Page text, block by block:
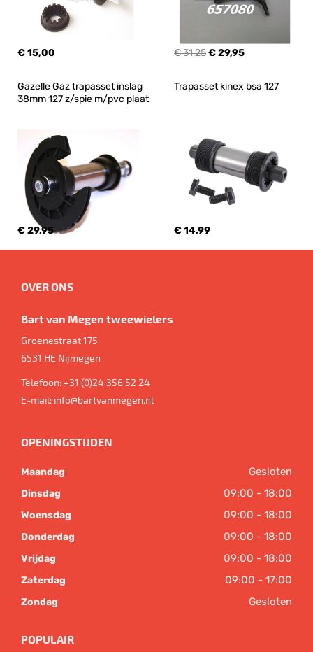
€ 15,00 € 31,25€ 29,95
Gazelle Gaz trapasset inslag
38mm 127 z/spie m/pvc plaat
€ 29,95
Trapasset kinex bsa 127
€ 14,99
OVER ONS
Bart van Megen tweewielers
Groenestraat 175
6531 HE Nijmegen
Telefoon:+31 (0)24 356 52 24
E-mail: info@bartvanmegen.nl
OPENINGSTIJDEN
Maandag Gesloten
Dinsdag 09:00 - 18:00
Woensdag 09:00 - 18:00
Donderdag 09:00 - 18:00
Vrijdag 09:00 - 18:00
Zaterdag 09:00 - 17:00
Zondag Gesloten
POPULAIR